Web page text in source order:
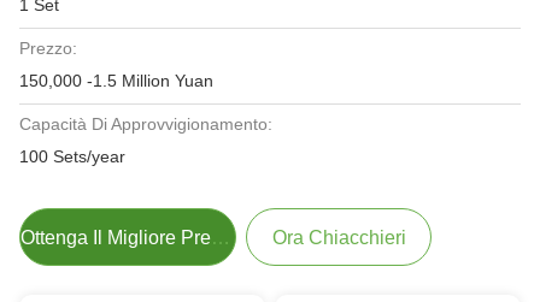
1 Set
Prezzo:
150,000 -1.5 Million Yuan
Capacità Di Approvvigionamento:
100 Sets/year
Ottenga Il Migliore Prezzo Ora Chiacchieri